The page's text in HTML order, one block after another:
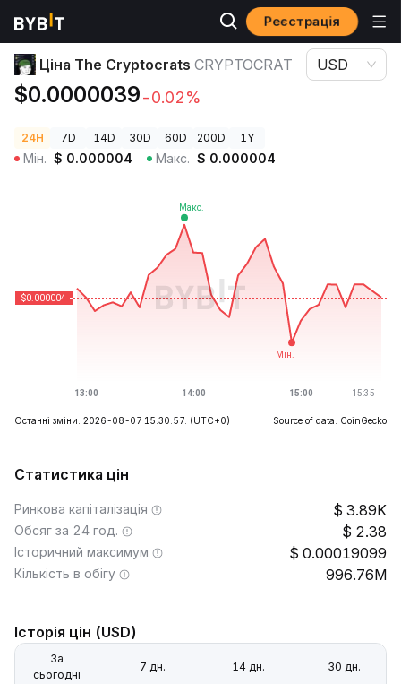
Реєстрація
Ціни криптовалют Ціна The Cryptocrats CRYPTOCRAT
Ціна The Cryptocrats CRYPTOCRAT
$0.0000039-0.02%
USD
24H 7D 14D 30D 60D 200D 1Y
Мін. $ 0.000004 Макс. $ 0.000004
Останні зміни: 2026-08-07 15:30:57. (UTC+0) Source of data: CoinGecko
Статистика цін
Ринкова капіталізація 3.89K
Обсяг за 24 год. 2.38
Історичний максимум 0.00019099
Кількість в обігу 996.76M
Історія цін (USD)
За
сьогодні
7 дн. 14 дн. 30 дн.